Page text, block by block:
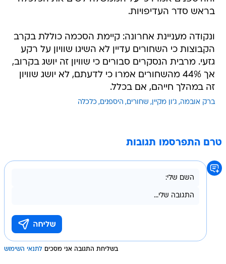
בראש סדר העדיפויות.
ונקודה מעניינת אחרונה: קיימת הסכמה כוללת בקרב
הקבוצות כי השחורים עדיין לא השיגו שוויון על רקע
גזעי. מרבית הנסקרים סבורים כי שוויון זה יושג בקרוב,
אך 44% מהשחורים אמרו כי לדעתם, לא יושג שוויון
זה במהלך חייהם, אם בכלל.
ברק אובמה ג'ון מקיין שחורים היספנים כלכלה
טרם התפרסמו תגובות
בשליחת התגובה אני מסכים לתנאי השימוש